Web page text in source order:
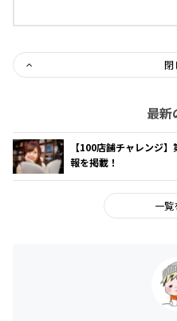
閉
最新
【100店舗チャレンジ
報を掲載！
一覧